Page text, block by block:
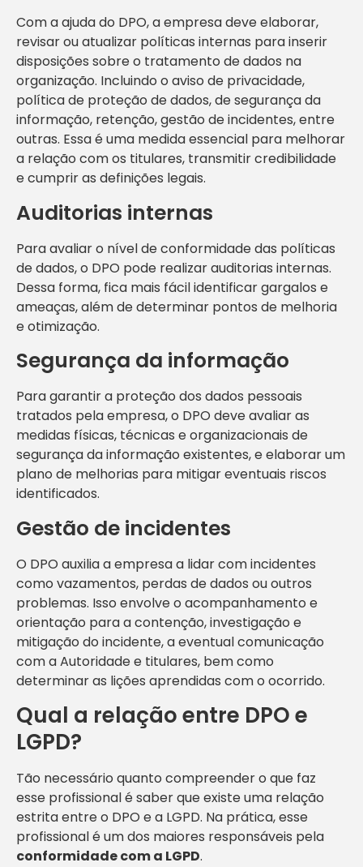
Com a ajuda do DPO, a empresa deve elaborar,
revisar ou atualizar políticas internas para inserir
disposições sobre o tratamento de dados na
organização. Incluindo o aviso de privacidade,
política de proteção de dados, de segurança da
informação, retenção, gestão de incidentes, entre
outras. Essa é uma medida essencial para melhorar
a relação com os titulares, transmitir credibilidade
e cumprir as definições legais.
Auditorias internas
Para avaliar o nível de conformidade das políticas
de dados, o DPO pode realizar auditorias internas.
Dessa forma, fica mais fácil identificar gargalos e
ameaças, além de determinar pontos de melhoria
e otimização.
Segurança da informação
Para garantir a proteção dos dados pessoais
tratados pela empresa, o DPO deve avaliar as
medidas físicas, técnicas e organizacionais de
segurança da informação existentes, e elaborar um
plano de melhorias para mitigar eventuais riscos
identificados.
Gestão de incidentes
O DPO auxilia a empresa a lidar com incidentes
como vazamentos, perdas de dados ou outros
problemas. Isso envolve o acompanhamento e
orientação para a contenção, investigação e
mitigação do incidente, a eventual comunicação
com a Autoridade e titulares, bem como
determinar as lições aprendidas com o ocorrido.
Qual a relação entre DPO e
LGPD?
Tão necessário quanto compreender o que faz
esse profissional é saber que existe uma relação
estrita entre o DPO e a LGPD. Na prática, esse
profissional é um dos maiores responsáveis pela
conformidade com a LGPD.